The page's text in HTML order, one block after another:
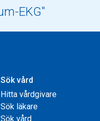
Sök vård
Hitta vårdgivare
Sök läkare
Sök vård